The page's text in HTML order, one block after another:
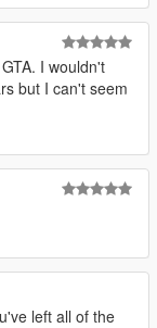
I wouldn't
but I can't seem
left all of the